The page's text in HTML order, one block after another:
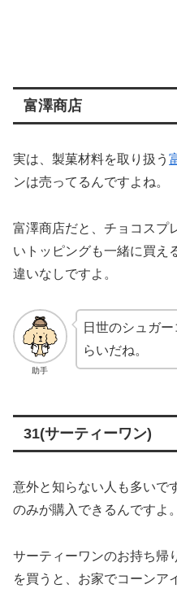
富澤商店
実は、製菓材料を取り扱う
ンは売ってるんですよね。
富澤商店だと、チョコスプ
いトッピングも一緒に買え
違いなしですよ。
助手
日世のシュガ
らいだね。
31(サーティーワン)
意外と知らない人も多いで
のみが購入できるんですよ。
サーティーワンのお持ち帰
を買うと、お家でコーンア